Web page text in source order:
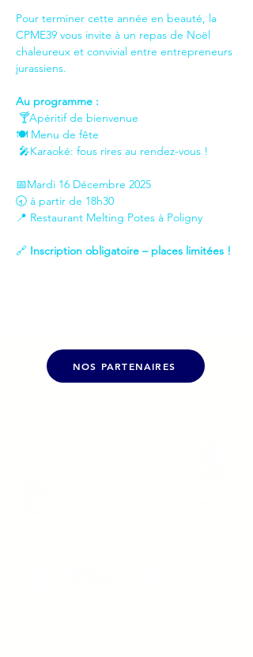
Pour terminer cette année en beauté, la
CPME39 vous invite à un repas de Noël
chaleureux et convivial entre entrepreneurs
jurassiens.
Au programme :
🍸Apéritif de bienvenue
🍽️ Menu de fête
🎤Karaoké: fous rires au rendez-vous !
📅Mardi 16 Décembre 2025
🕣 à partir de 18h30
📍 Restaurant Melting Potes à Poligny
🔗 Inscription obligatoire – places limitées !
NOS PARTENAIRES